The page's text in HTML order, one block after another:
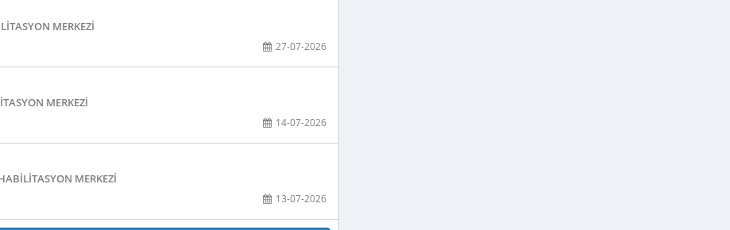
MERKEZI
27-07-2026
MERKEZI
14-07-2026
MERKEZI
13-07-2026